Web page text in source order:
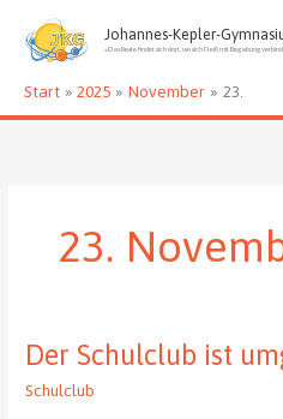
Inhalt
springen
Johannes-Kepler-
»Das Beste findet sich dort, wo sich Fleiß mit Begabung
Start 2025 November 23.
23.
Der Schulclub ist
Schulclub